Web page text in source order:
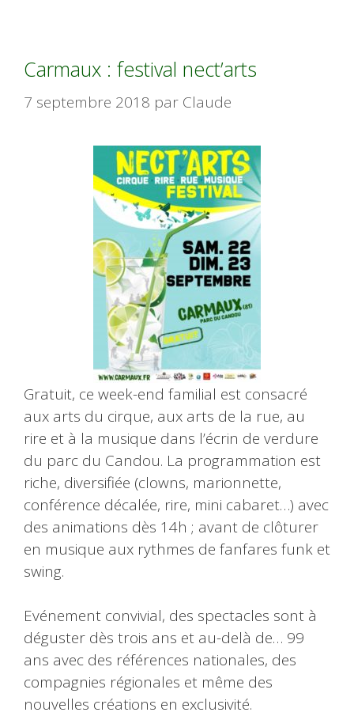
Carmaux : festival nect’arts
7 septembre 2018 par Claude
Gratuit, ce week-end familial est consacré
aux arts du cirque, aux arts de la rue, au
rire et à la musique dans l’écrin de verdure
du parc du Candou. La programmation est
riche, diversifiée (clowns, marionnette,
conférence décalée, rire, mini cabaret…) avec
des animations dès 14h ; avant de clôturer
en musique aux rythmes de fanfares funk et
swing.
Evénement convivial, des spectacles sont à
déguster dès trois ans et au-delà de… 99
ans avec des références nationales, des
compagnies régionales et même des
nouvelles créations en exclusivité.